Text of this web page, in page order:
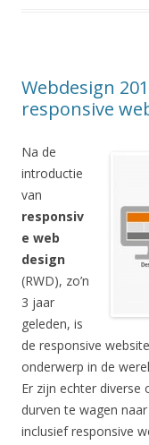
Webdesign
responsive
Na de
introductie
van
responsiv
e web
design
(RWD), zo’n
3 jaar
geleden, is
de responsive
onderwerp in de
Er zijn echter diverse
durven te wagen
inclusief responsive